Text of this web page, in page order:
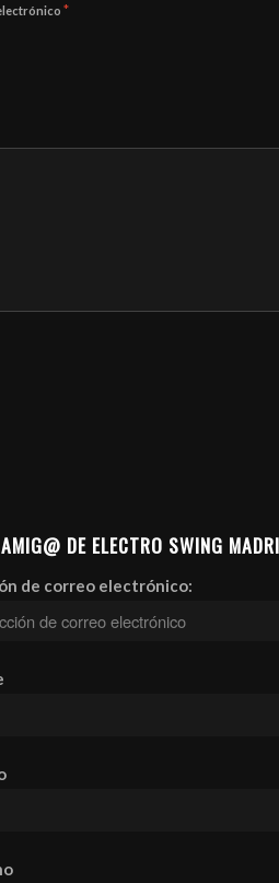
*
DE ELECTRO SWING
de correo electrónico: